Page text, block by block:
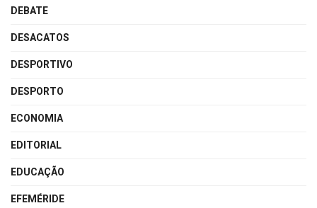
DEBATE
DESACATOS
DESPORTIVO
DESPORTO
ECONOMIA
EDITORIAL
EDUCAÇÃO
EFEMÉRIDE